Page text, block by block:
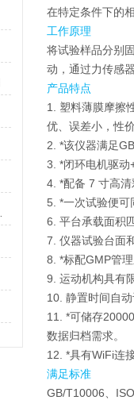
在特定条件下的
工作原理
将试验样品分别
动，通过力传感
产品特点
1. 塑料薄膜摩擦
优、误差小，性
2. *该仪器满足
3. *闭环电机驱动
4. *配备 7 寸高
5. *一次试验便可
6. 平台承载面积
7. 仪器试验台面
8. *标配GMP管
9. 运动机构具有
10. 静置时间自
11. *可储存
数据归档需求。
12. *具有WiFi连
满足标准
GB/T10006、